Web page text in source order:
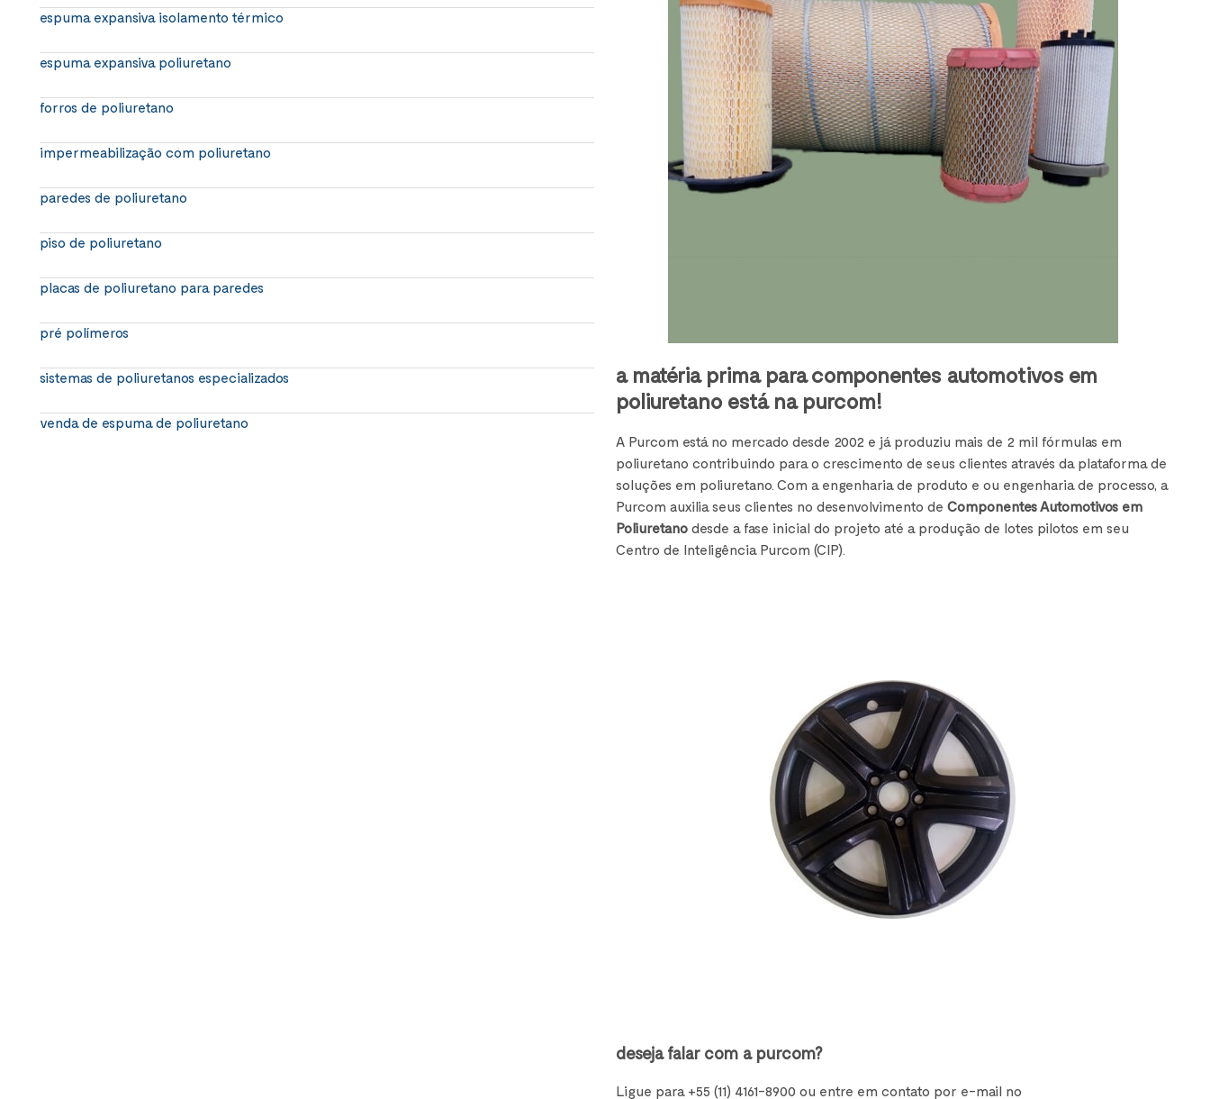
espuma expansiva isolamento térmico
espuma expansiva poliuretano
forros de poliuretano
impermeabilização com poliuretano
paredes de poliuretano
piso de poliuretano
placas de poliuretano para paredes
pré polímeros
sistemas de poliuretanos especializados
venda de espuma de poliuretano
a matéria prima para componentes automotivos em
poliuretano está na purcom!
A Purcom está no mercado desde 2002 e já produziu mais de 2 mil fórmulas em
poliuretano contribuindo para o crescimento de seus clientes através da plataforma de
soluções em poliuretano. Com a engenharia de produto e ou engenharia de processo, a
Purcom auxilia seus clientes no desenvolvimento de Componentes Automotivos em
Poliuretano desde a fase inicial do projeto até a produção de lotes pilotos em seu
Centro de Inteligência Purcom (CIP).
deseja falar com a purcom?
Ligue para +55 (11) 4161-8900 ou entre em contato por e-mail no